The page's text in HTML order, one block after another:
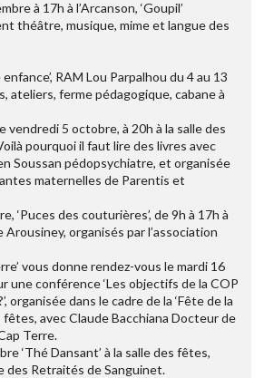
à 17h à l’Arcanson, ‘Goupil’
théâtre, musique, mime et langue des
RAM Lou Parpalhou du 4 au 13
ateliers, ferme pédagogique, cabane à
vendredi 5 octobre, à 20h à la salle des
pourquoi il faut lire des livres avec
Soussan pédopsychiatre, et organisée
maternelles de Parentis et
‘Puces des couturières’, de 9h à 17h à
Arousiney, organisés par l’association
vous donne rendez-vous le mardi 16
une conférence ‘Les objectifs de la COP
organisée dans le cadre de la ‘Fête de la
fêtes, avec Claude Bacchiana Docteur de
Terre.
‘Thé Dansant’ à la salle des fêtes,
des Retraités de Sanguinet.